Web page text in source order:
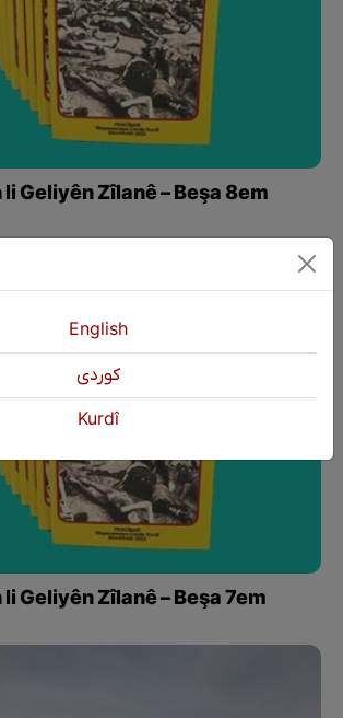
Geliyên Zîlanê – Beşa 8em
Geliyên Zîlanê – Beşa 7em
English
كوردی
Kurdî